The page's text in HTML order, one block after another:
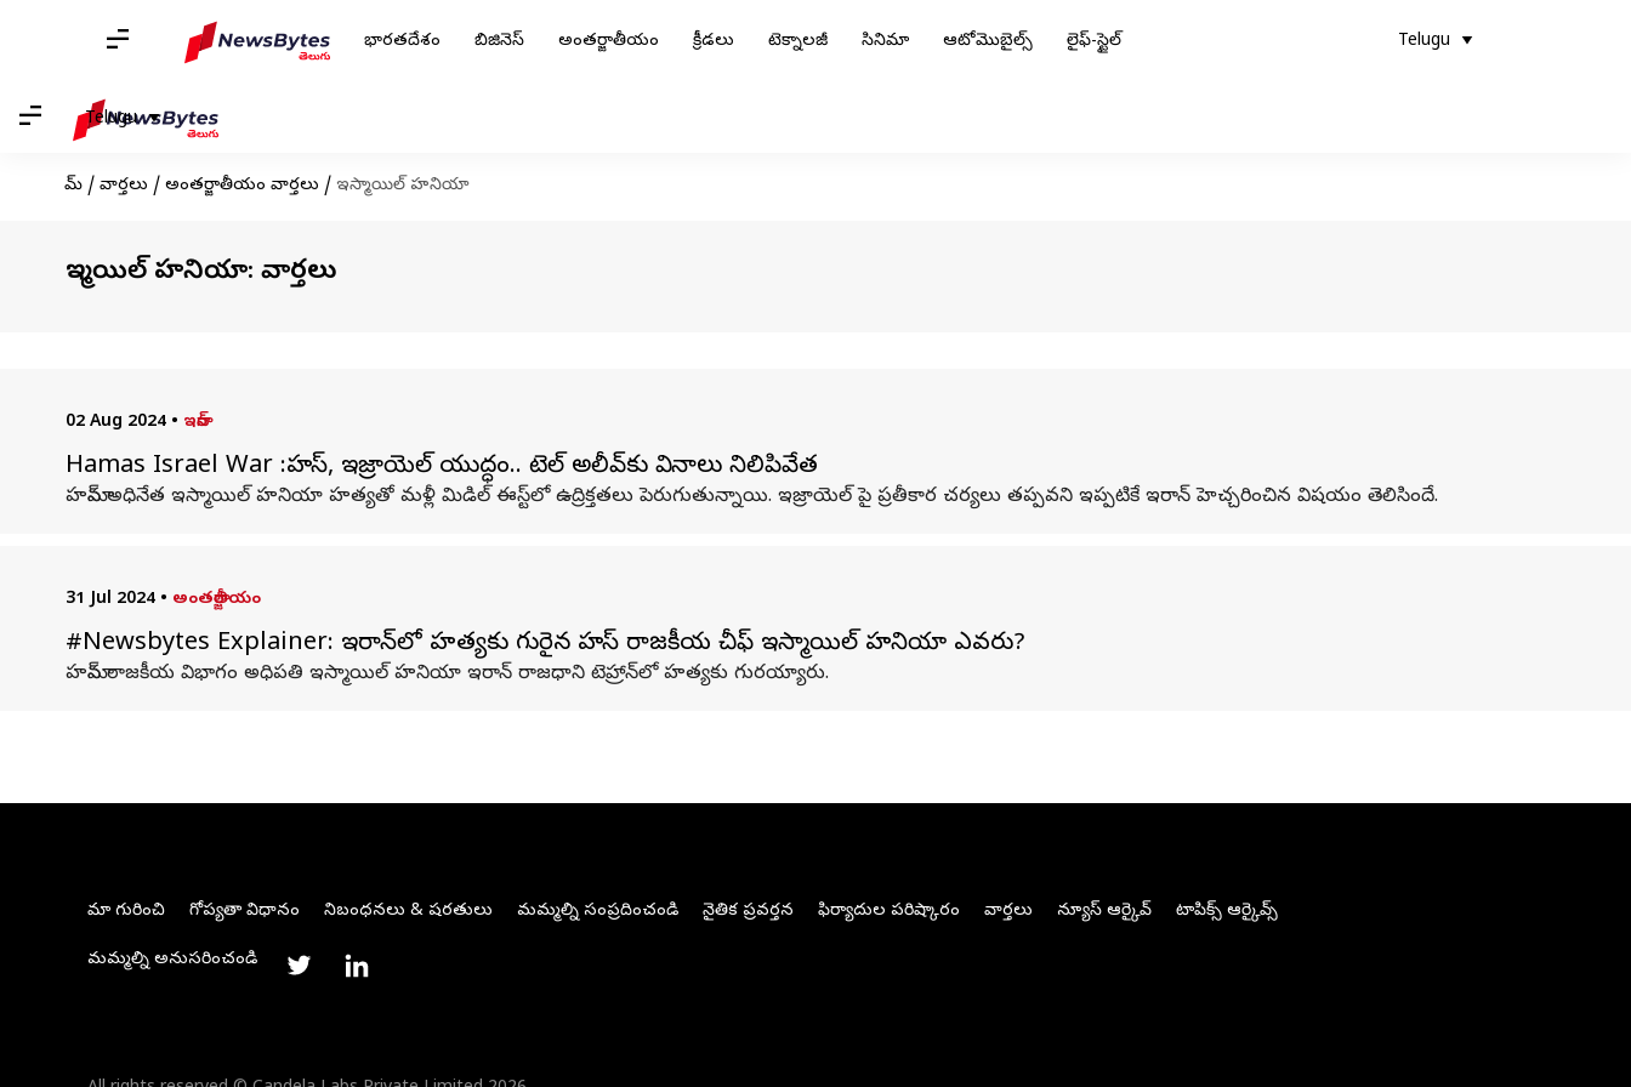
భారతదేశం బిజినెస్ అంతర్జాతీయం క్రీడలు టెక్నాలజీ సినిమా ఆటోమొబైల్స్ లైఫ్-స్టైల్ Telugu
Telugu
హోమ్ / వార్తలు / అంతర్జాతీయం వార్తలు / ఇస్మాయిల్ హనియా
ఇస్మాయిల్ హనియా: వార్తలు
02 Aug 2024 • ఇరాన్
Hamas Israel War :హమాస్, ఇజ్రాయెల్ యుద్ధం.. టెల్ అలీవ్‌కు విమానాలు నిలిపివేత
హమాస్ అధినేత ఇస్మాయిల్ హనియా హత్యతో మళ్లీ మిడిల్ ఈస్ట్‌లో ఉద్రిక్తతలు పెరుగుతున్నాయి. ఇజ్రాయెల్ పై ప్రతీకార చర్యలు తప్పవని ఇప్పటికే ఇరాన్ హెచ్చరించిన విషయం తెలిసిందే.
31 Jul 2024 • అంతర్జాతీయం
#Newsbytes Explainer: ఇరాన్‌లో హత్యకు గురైన హమాస్ రాజకీయ చీఫ్ ఇస్మాయిల్‌ హనియా ఎవరు?
హమాస్ రాజకీయ విభాగం అధిపతి ఇస్మాయిల్‌ హనియా ఇరాన్ రాజధాని టెహ్రాన్‌లో హత్యకు గురయ్యారు.
మా గురించి గోప్యతా విధానం నిబంధనలు & షరతులు మమ్మల్ని సంప్రదించండి నైతిక ప్రవర్తన ఫిర్యాదుల పరిష్కారం వార్తలు న్యూస్ ఆర్కైవ్ టాపిక్స్ ఆర్కైవ్స్
మమ్మల్ని అనుసరించండి